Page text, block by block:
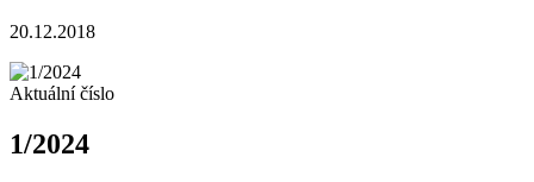
20.12.2018
Aktuální číslo
1/2024